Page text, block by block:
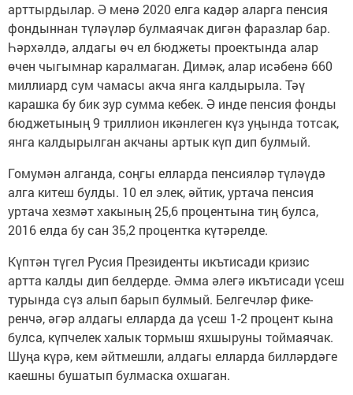
арттырдылар. Ә менә 2020 елга кадәр аларга пенсия
фондыннан түләүләр булмаячак дигән фаразлар бар.
Һәрхәлдә, алдагы өч ел бюджеты проектында алар
өчен чыгымнар каралмаган. Димәк, алар исәбенә 660
миллиард сум чамасы акча янга калдырыла. Тәү
карашка бу бик зур сумма кебек. Ә инде пенсия фонды
бюджетының 9 триллион икәнлеген күз уңында тотсак,
янга калдырылган акчаны артык күп дип булмый.
Гомумән алганда, соңгы елларда пенсияләр түләүдә
алга китеш булды. 10 ел элек, әйтик, уртача пенсия
уртача хезмәт хакының 25,6 процентына тиң булса,
2016 елда бу сан 35,2 процентка күтәрелде.
Күптән түгел Русия Президенты икътисади кризис
артта калды дип белдерде. Әмма әлегә икътисади үсеш
турында сүз алып барып булмый. Белгечләр фике­
ренчә, әгәр алдагы елларда да үсеш 1-2 процент кына
булса, күпчелек халык тормыш яхшыруны тоймаячак.
Шуңа күрә, кем әйтмешли, алдагы елларда билләрдәге
каешны бушатып булмаска охшаган.